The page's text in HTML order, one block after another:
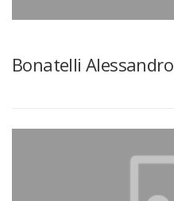
Bonatelli Alessandro